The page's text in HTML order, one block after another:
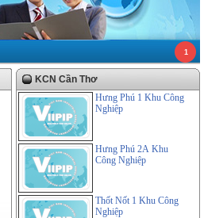
1
KCN Cần Thơ
Hưng Phú 1 Khu Công
Nghiệp
Hưng Phú 2A Khu
Công Nghiệp
Thốt Nốt 1 Khu Công
Nghiệp